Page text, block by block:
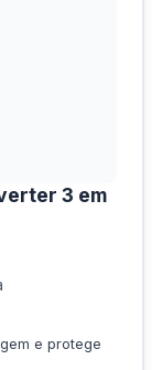
3 em
e protege